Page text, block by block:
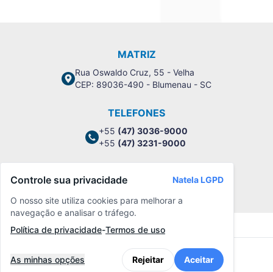
MATRIZ
Rua Oswaldo Cruz, 55 - Velha
CEP: 89036-490 - Blumenau - SC
TELEFONES
+55 (47) 3036-9000
+55 (47) 3231-9000
Política de Privacidade
Controle sua privacidade
Natela LGPD
O nosso site utiliza cookies para melhorar a
navegação e analisar o tráfego.
Política de privacidade-Termos de uso
As minhas opções Rejeitar Aceitar